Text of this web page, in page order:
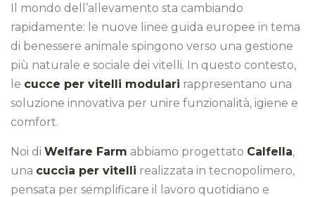
Il mondo dell’allevamento sta cambiando
rapidamente: le nuove linee guida europee in tema
di benessere animale spingono verso una gestione
più naturale e sociale dei vitelli. In questo contesto,
le cucce per vitelli modulari rappresentano una
soluzione innovativa per unire funzionalità, igiene e
comfort.
Noi di Welfare Farm abbiamo progettato Calfella,
una cuccia per vitelli realizzata in tecnopolimero,
pensata per semplificare il lavoro quotidiano e